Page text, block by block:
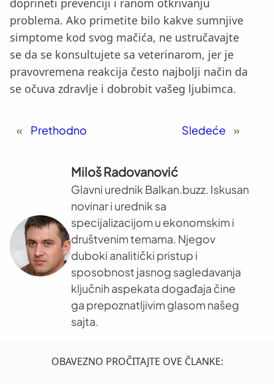
doprineti prevenciji i ranom otkrivanju
problema. Ako primetite bilo kakve sumnjive
simptome kod svog mačića, ne ustručavajte
se da se konsultujete sa veterinarom, jer je
pravovremena reakcija često najbolji način da
se očuva zdravlje i dobrobit vašeg ljubimca.
« Prethodno Sledeće »
Miloš Radovanović
Glavni urednik Balkan.buzz. Iskusan
novinar i urednik sa
specijalizacijom u ekonomskim i
društvenim temama. Njegov
duboki analitički pristup i
sposobnost jasnog sagledavanja
ključnih aspekata događaja čine
ga prepoznatljivim glasom našeg
sajta.
OBAVEZNO PROČITAJTE OVE ČLANKE: